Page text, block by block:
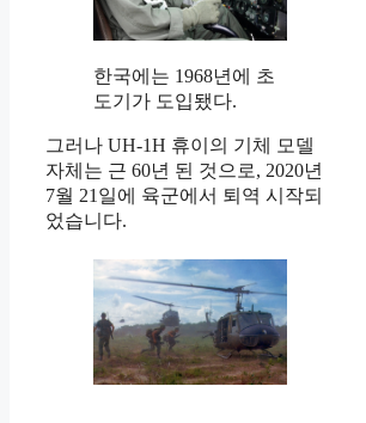
한국에는 1968년에 초
도기가 도입됐다.
그러나 UH-1H 휴이의 기체 모델
자체는 근 60년 된 것으로, 2020년
7월 21일에 육군에서 퇴역 시작되
었습니다.